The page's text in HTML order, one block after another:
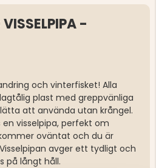
-
och vinterfisket! Alla
plast med greppvänliga
att använda utan krångel.
visselpipa, perfekt om
oväntat och du är
avger ett tydligt och
på långt håll.